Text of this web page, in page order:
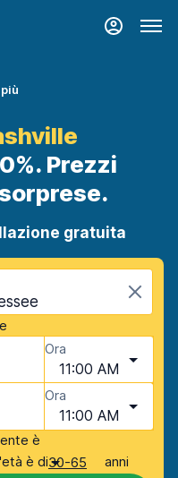
Prezzi
gratuita
Ora
11:00 AM
Ora
11:00 AM
è
è di30-65 anni